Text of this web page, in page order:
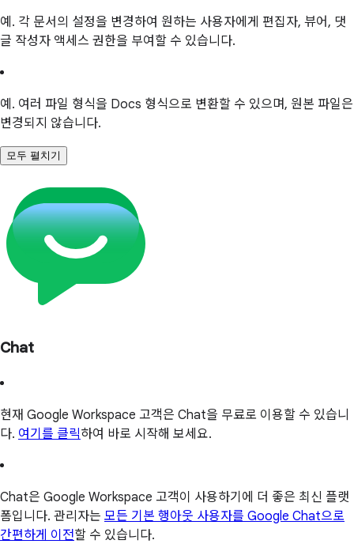
예. 각 문서의 설정을 변경하여 원하는 사용자에게 편집자, 뷰어, 댓
글 작성자 액세스 권한을 부여할 수 있습니다.
예. 여러 파일 형식을 Docs 형식으로 변환할 수 있으며, 원본 파일은
변경되지 않습니다.
모두 펼치기
Chat
현재 Google Workspace 고객은 Chat을 무료로 이용할 수 있습니
다. 여기를 클릭하여 바로 시작해 보세요.
Chat은 Google Workspace 고객이 사용하기에 더 좋은 최신 플랫
폼입니다. 관리자는 모든 기본 행아웃 사용자를 Google Chat으로
간편하게 이전할 수 있습니다.